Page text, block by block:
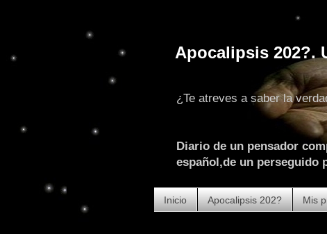
Apocalipsis 202?.
¿Te atreves a saber la
Diario de un pensador
español,de un perseguido
Inicio Apocalipsis 202? Mis